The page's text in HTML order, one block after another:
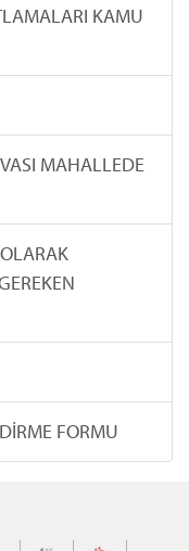
KAMU
MAHALLEDE
FORMU